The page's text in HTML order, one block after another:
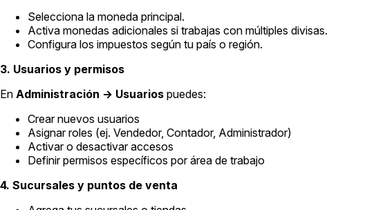
Selecciona la moneda principal.
Activa monedas adicionales si trabajas con múltiples divisas.
Configura los impuestos según tu país o región.
3. Usuarios y permisos
En Administración → Usuarios puedes:
Crear nuevos usuarios
Asignar roles (ej. Vendedor, Contador, Administrador)
Activar o desactivar accesos
Definir permisos específicos por área de trabajo
4. Sucursales y puntos de venta